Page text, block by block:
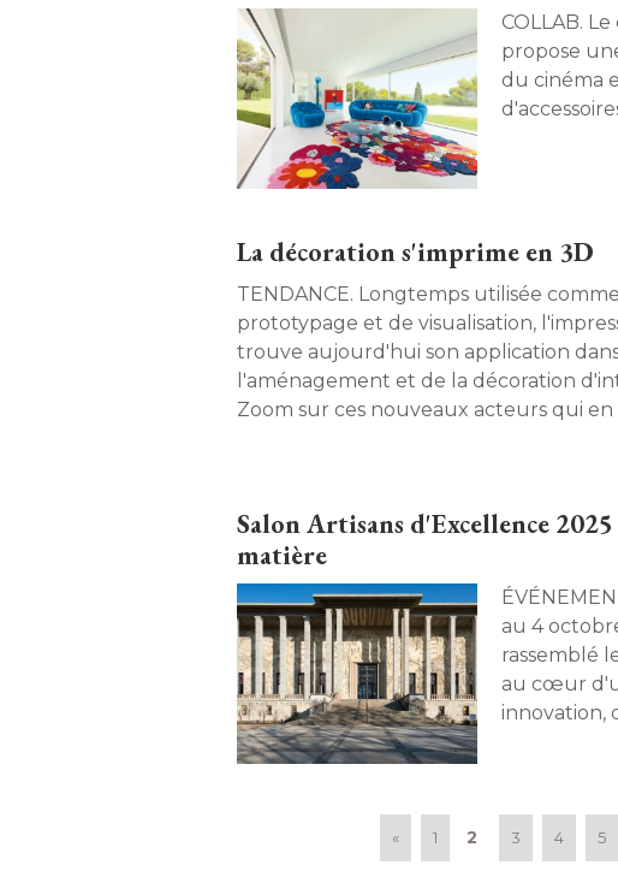
COLLAB. Le célèbre éditeur français Roche Bobois
propose
du cinéma
La décoration s'imprime en 3D
TENDANCE. Longtemps utilisée comme outil de
prototypage et de visualisation,
trouve aujourd'hui son application
l'aménagement et de la décoration
Zoom sur ces nouveaux acteurs qui
Salon Artisans d'Excellence
matière
ÉVÉNEMENT. Bois, métal, textile,
au 4
rassemblé
au cœur
innovation,
« 1 2 3 4 5